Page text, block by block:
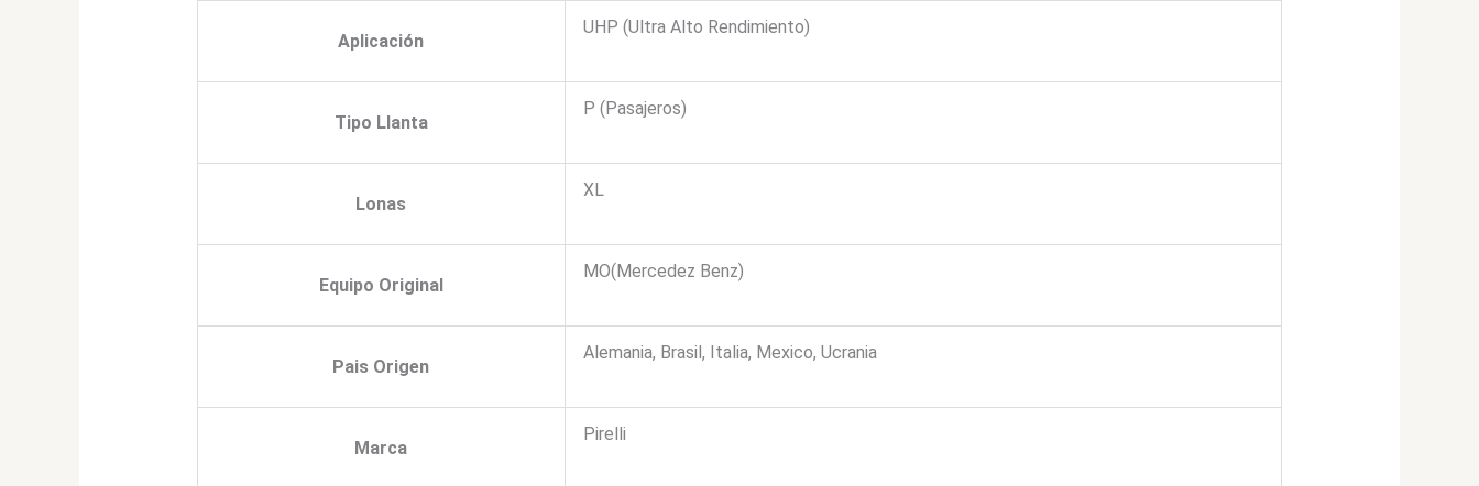
Aplicación
UHP (Ultra Alto Rendimiento)
Tipo Llanta
P (Pasajeros)
Lonas
XL
Equipo Original
MO(Mercedez Benz)
Pais Origen
Alemania, Brasil, Italia, Mexico, Ucrania
Marca
Pirelli